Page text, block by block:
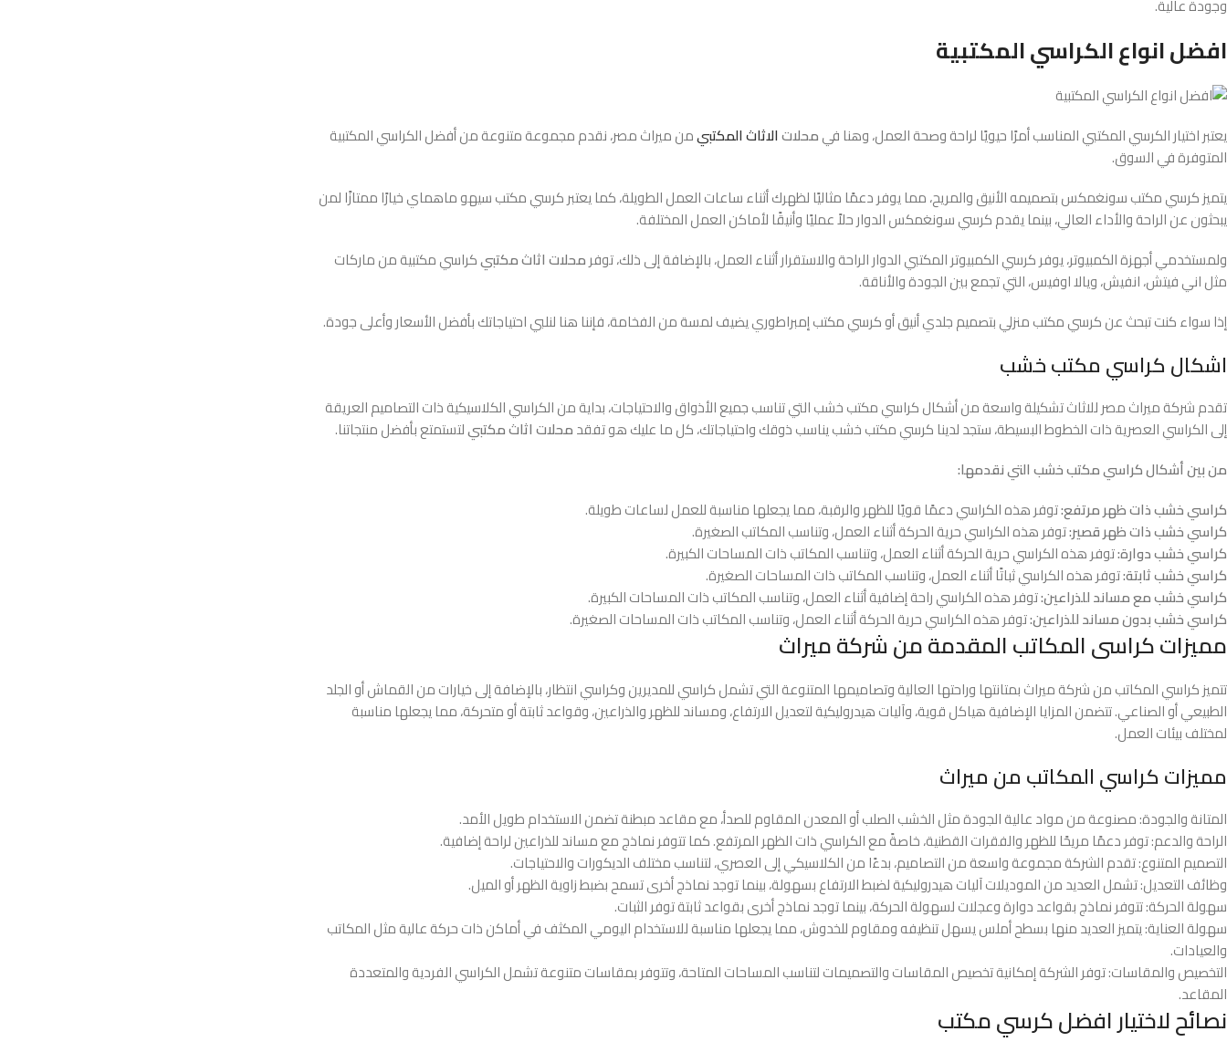
وجودة عالية.
افضل انواع الكراسي المكتبية
يعتبر اختيار الكرسي المكتبي المناسب أمرًا حيويًا لراحة وصحة العمل، وهنا فيمحلاتالاثاث المكتبيمن ميراث مصر، نقدم مجموعة متنوعة من أفضل الكراسي المكتبية
المتوفرة في السوق.
يتميز كرسي مكتب سونغمكس بتصميمه الأنيق والمريح، مما يوفر دعمًا مثاليًا لظهرك أثناء ساعات العمل الطويلة، كما يعتبر كرسي مكتب سيهو ماهماي خيارًا ممتازًا لمن
يبحثون عن الراحة والأداء العالي، بينما يقدم كرسي سونغمكس الدوار حلاً عمليًا وأنيقًا لأماكن العمل المختلفة.
ولمستخدمي أجهزة الكمبيوتر، يوفر كرسي الكمبيوتر المكتبي الدوار الراحة والاستقرار أثناء العمل، بالإضافة إلى ذلك، توفرمحلات اثاث مكتبيكراسي مكتبية من ماركات
مثل اني فيتش، انفيش، ويالا اوفيس، التي تجمع بين الجودة والأناقة.
إذا سواء كنت تبحث عن كرسي مكتب منزلي بتصميم جلدي أنيق أو كرسي مكتب إمبراطوري يضيف لمسة من الفخامة، فإننا هنا لنلبي احتياجاتك بأفضل الأسعار وأعلى جودة.
اشكال كراسي مكتب خشب
تقدم شركة ميراث مصر للاثاث تشكيلة واسعة من أشكال كراسي مكتب خشب التي تناسب جميع الأذواق والاحتياجات، بداية من الكراسي الكلاسيكية ذات التصاميم العريقة
إلى الكراسي العصرية ذات الخطوط البسيطة، ستجد لدينا كرسي مكتب خشب يناسب ذوقك واحتياجاتك، كل ما عليك هو تفقدمحلات اثاث مكتبيلتستمتع بأفضل منتجاتنا.
من بين أشكال كراسي مكتب خشب التي نقدمها:
كراسي خشب ذات ظهر مرتفع:توفر هذه الكراسي دعمًا قويًا للظهر والرقبة، مما يجعلها مناسبة للعمل لساعات طويلة.
كراسي خشب ذات ظهر قصير:توفر هذه الكراسي حرية الحركة أثناء العمل، وتناسب المكاتب الصغيرة.
كراسي خشب دوارة:توفر هذه الكراسي حرية الحركة أثناء العمل، وتناسب المكاتب ذات المساحات الكبيرة.
كراسي خشب ثابتة:توفر هذه الكراسي ثباتًا أثناء العمل، وتناسب المكاتب ذات المساحات الصغيرة.
كراسي خشب مع مساند للذراعين:توفر هذه الكراسي راحة إضافية أثناء العمل، وتناسب المكاتب ذات المساحات الكبيرة.
كراسي خشب بدون مساند للذراعين:توفر هذه الكراسي حرية الحركة أثناء العمل، وتناسب المكاتب ذات المساحات الصغيرة.
مميزات كراسى المكاتب المقدمة من شركة ميراث
تتميز كراسي المكاتب من شركة ميراث بمتانتها وراحتها العالية وتصاميمها المتنوعة التي تشمل كراسي للمديرين وكراسي انتظار، بالإضافة إلى خيارات من القماش أو الجلد
الطبيعي أو الصناعي. تتضمن المزايا الإضافية هياكل قوية، وآليات هيدروليكية لتعديل الارتفاع، ومساند للظهر والذراعين، وقواعد ثابتة أو متحركة، مما يجعلها مناسبة
لمختلف بيئات العمل.
مميزات كراسي المكاتب من ميراث
المتانة والجودة: مصنوعة من مواد عالية الجودة مثل الخشب الصلب أو المعدن المقاوم للصدأ، مع مقاعد مبطنة تضمن الاستخدام طويل الأمد.
الراحة والدعم: توفر دعمًا مريحًا للظهر والفقرات القطنية، خاصةً مع الكراسي ذات الظهر المرتفع. كما تتوفر نماذج مع مساند للذراعين لراحة إضافية.
التصميم المتنوع: تقدم الشركة مجموعة واسعة من التصاميم، بدءًا من الكلاسيكي إلى العصري، لتناسب مختلف الديكورات والاحتياجات.
وظائف التعديل: تشمل العديد من الموديلات آليات هيدروليكية لضبط الارتفاع بسهولة، بينما توجد نماذج أخرى تسمح بضبط زاوية الظهر أو الميل.
سهولة الحركة: تتوفر نماذج بقواعد دوارة وعجلات لسهولة الحركة، بينما توجد نماذج أخرى بقواعد ثابتة توفر الثبات.
سهولة العناية: يتميز العديد منها بسطح أملس يسهل تنظيفه ومقاوم للخدوش، مما يجعلها مناسبة للاستخدام اليومي المكثف في أماكن ذات حركة عالية مثل المكاتب
والعيادات.
التخصيص والمقاسات: توفر الشركة إمكانية تخصيص المقاسات والتصميمات لتناسب المساحات المتاحة، وتتوفر بمقاسات متنوعة تشمل الكراسي الفردية والمتعددة
المقاعد.
نصائح لاختيار افضل كرسي مكتب